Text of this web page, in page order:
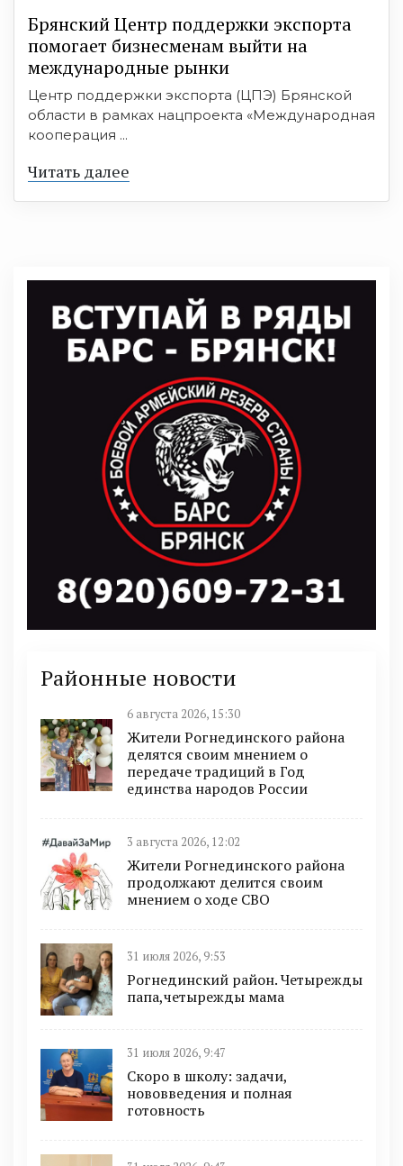
Брянский Центр поддержки экспорта
помогает бизнесменам выйти на
международные рынки
Центр поддержки экспорта (ЦПЭ) Брянской
области в рамках нацпроекта «Международная
кооперация ...
Читать далее
Районные новости
6 августа 2026, 15:30
Жители Рогнединского района
делятся своим мнением о
передаче традиций в Год
единства народов России
3 августа 2026, 12:02
Жители Рогнединского района
продолжают делится своим
мнением о ходе СВО
31 июля 2026, 9:53
Рогнединский район. Четырежды
папа,четырежды мама
31 июля 2026, 9:47
Скоро в школу: задачи,
нововведения и полная
готовность